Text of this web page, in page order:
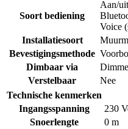
Soort bediening
Aan/
Voice
Installatiesoort
Bevestigingsmethode
Dimbaar via
Verstelbaar
Nee
Technische kenmerken
Ingangsspanning
230
Snoerlengte
0 m